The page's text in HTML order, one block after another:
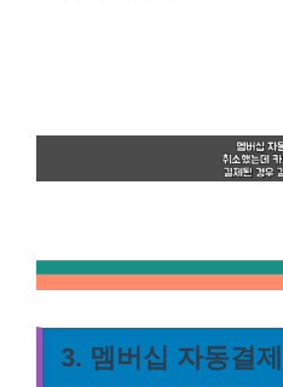
3. 멤버십 자동결